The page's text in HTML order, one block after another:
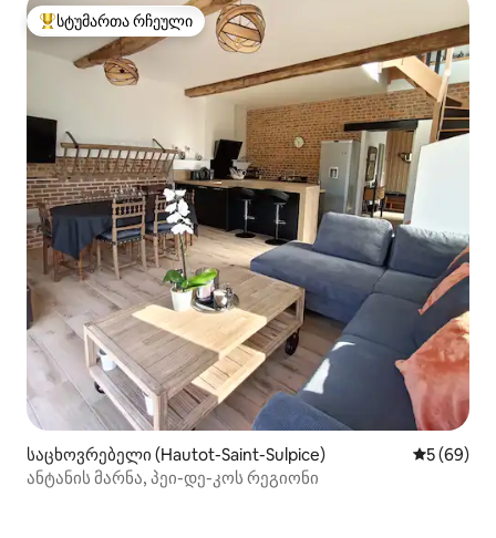
სტუმართა რჩეული მოწინავე ვარიანტი
სტუმართა რჩეული
საცხოვრებელი (Hautot-Saint-Sulpice) საშუალო
5 (69)
ანტანის მარნა, პეი-დე-კოს რეგიონი